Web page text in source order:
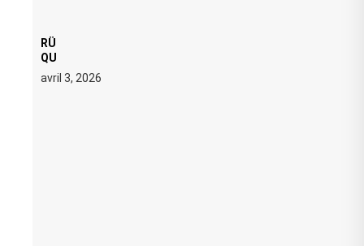
RÜFÜS DU SOL LANCE UNE RÉSIDENCE DJ SET DE
QUATRE DATES À PACHA IBIZA EN JUILLET 2026
avril 3, 2026